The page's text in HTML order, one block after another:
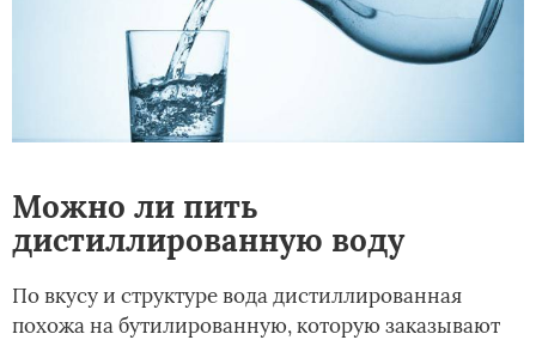
Можно ли пить
дистиллированную воду
По вкусу и структуре вода дистиллированная
похожа на бутилированную, которую заказывают